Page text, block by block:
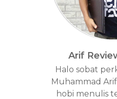
Arif
Halo sobat
Muhammad
hobi menulis